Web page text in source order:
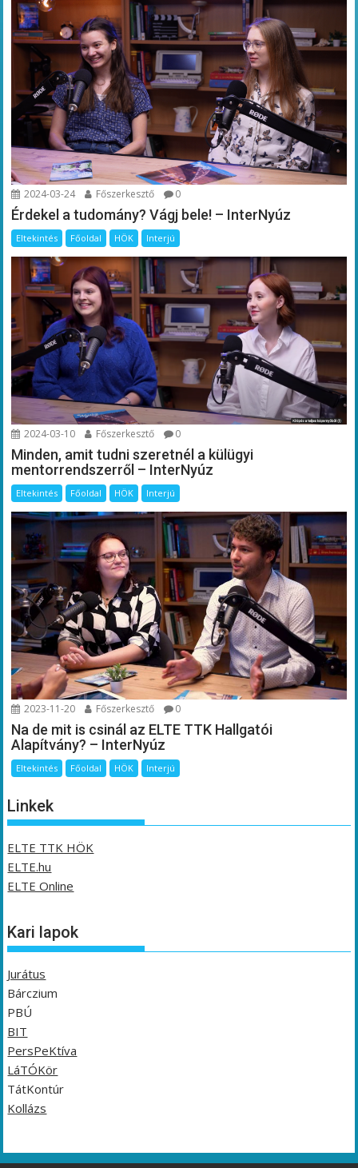
2024-03-24 Főszerkesztő 0
Érdekel a tudomány? Vágj bele! – InterNyúz
Eltekintés Főoldal HÖK Interjú
2024-03-10 Főszerkesztő 0
Minden, amit tudni szeretnél a külügyi
mentorrendszerről – InterNyúz
Eltekintés Főoldal HÖK Interjú
2023-11-20 Főszerkesztő 0
Na de mit is csinál az ELTE TTK Hallgatói
Alapítvány? – InterNyúz
Eltekintés Főoldal HÖK Interjú
Linkek
ELTE TTK HÖK
ELTE.hu
ELTE Online
Kari lapok
Jurátus
Bárczium
PBÚ
BIT
PersPeKtíva
LáTÓKör
TátKontúr
Kollázs